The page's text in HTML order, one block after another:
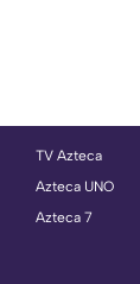
TV Azteca
Azteca UNO
Azteca 7